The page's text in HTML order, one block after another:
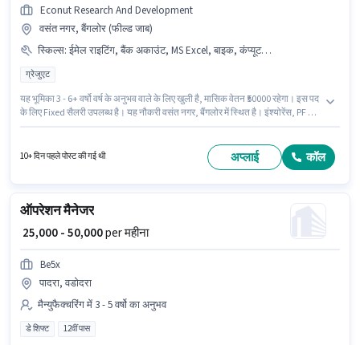
Econut Research And Development
वसंत नगर, बैंगलोर (फील्ड जाब)
स्किल्स: ईमेल राइटिंग, बैंक अकाउंट, MS Excel, बाइक, कंप्यूटर नॉलेज, PAN कार्ड, 2-व्हीलर ड्राइविंग लाइसेंस, डाटा एंट्री, MS Word, इंटरनेट कनेक्शन, लैपटॉप/डेस्कटॉप, आधार कार्ड
ग्रेजुएट
यह भूमिका 3 - 6+ वर्षो वर्ष के अनुभव वाले के लिए खुली है, मासिक वेतन ₹50000 रहेगा। इस पद
के लिए Fixed सैलरी उपलब्ध है। यह नौकरी वसंत नगर, बैंगलोर में स्थित है। इंश्योरेंस, PF पद
के लिए आवश्यक दस्तावेज़ जैसे PAN कार्ड, आधार कार्ड, 2-व्हीलर ड्राइविंग लाइसेंस, बैंक
10+ दिन पहले पोस्ट की गई थी अप्लाई कॉल
ऑपरेशन मैनेजर
₹ 25,000 - 50,000per महीना
Be5x
पादरा, वडोदरा
मैन्युफैक्चरिंग में 3 - 5 वर्षो का अनुभव
डे शिफ्ट 12वीं पास